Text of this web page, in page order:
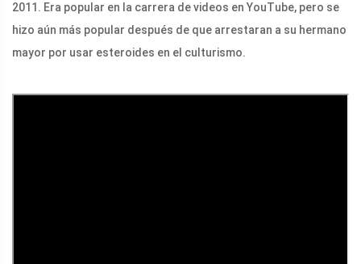
2011. Era popular en la carrera de videos en YouTube, pero se
hizo aún más popular después de que arrestaran a su hermano
mayor por usar esteroides en el culturismo.